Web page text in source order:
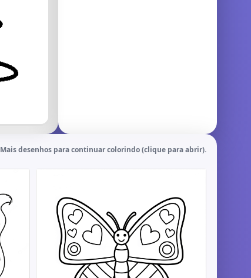
Mais desenhos para continuar colorindo (clique para abrir).